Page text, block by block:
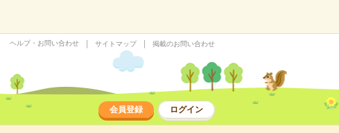
ヘルプ・お問い合わせ サイトマップ 掲載のお問い合わせ
会員登録 ログイン